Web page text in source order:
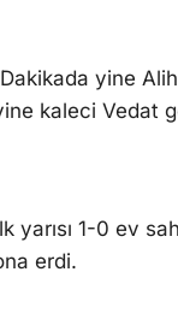
yine
kaleci Vedat
yarısı 1-0 ev
erdi.